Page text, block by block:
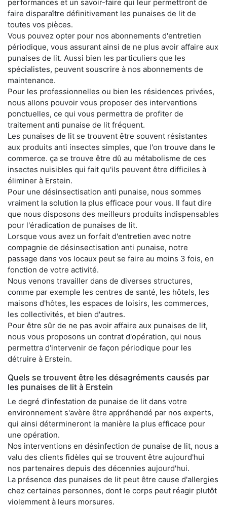
performances et un savoir-faire qui leur permettront de
faire disparaître définitivement les punaises de lit de
toutes vos pièces.
Vous pouvez opter pour nos abonnements d'entretien
périodique, vous assurant ainsi de ne plus avoir affaire aux
punaises de lit. Aussi bien les particuliers que les
spécialistes, peuvent souscrire à nos abonnements de
maintenance.
Pour les professionnelles ou bien les résidences privées,
nous allons pouvoir vous proposer des interventions
ponctuelles, ce qui vous permettra de profiter de
traitement anti punaise de lit fréquent.
Les punaises de lit se trouvent être souvent résistantes
aux produits anti insectes simples, que l'on trouve dans le
commerce. ça se trouve être dû au métabolisme de ces
insectes nuisibles qui fait qu'ils peuvent être difficiles à
éliminer à Erstein.
Pour une désinsectisation anti punaise, nous sommes
vraiment la solution la plus efficace pour vous. Il faut dire
que nous disposons des meilleurs produits indispensables
pour l'éradication de punaises de lit.
Lorsque vous avez un forfait d'entretien avec notre
compagnie de désinsectisation anti punaise, notre
passage dans vos locaux peut se faire au moins 3 fois, en
fonction de votre activité.
Nous venons travailler dans de diverses structures,
comme par exemple les centres de santé, les hôtels, les
maisons d'hôtes, les espaces de loisirs, les commerces,
les collectivités, et bien d'autres.
Pour être sûr de ne pas avoir affaire aux punaises de lit,
nous vous proposons un contrat d'opération, qui nous
permettra d'intervenir de façon périodique pour les
détruire à Erstein.
Quels se trouvent être les désagréments causés par
les punaises de lit à Erstein
Le degré d'infestation de punaise de lit dans votre
environnement s'avère être appréhendé par nos experts,
qui ainsi détermineront la manière la plus efficace pour
une opération.
Nos interventions en désinfection de punaise de lit, nous a
valu des clients fidèles qui se trouvent être aujourd'hui
nos partenaires depuis des décennies aujourd'hui.
La présence des punaises de lit peut être cause d'allergies
chez certaines personnes, dont le corps peut réagir plutôt
violemment à leurs morsures.